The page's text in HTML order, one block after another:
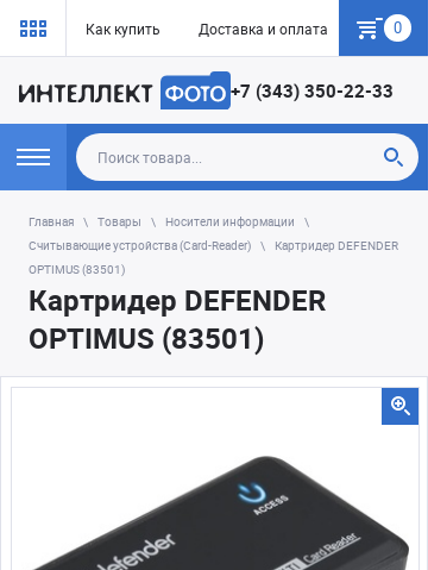
Как купить Доставка и оплата Гарантия
0
+7 (343) 350-22-33
Главная Товары
Носители информации
Считывающие устройства (Card-Reader)
Картридер DEFENDER
OPTIMUS (83501)
Картридер DEFENDER
OPTIMUS (83501)